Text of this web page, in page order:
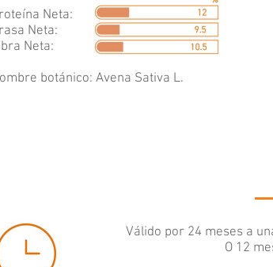
Neta:
Neta:
Neta:
botánico: Avena Sativa L.
Válido por 24 meses a
O 12